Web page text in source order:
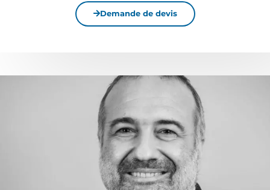
Demande de devis